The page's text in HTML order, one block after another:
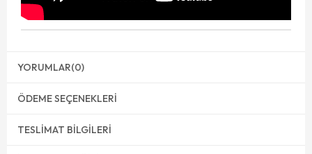
YORUMLAR(0)
ÖDEME SEÇENEKLERI
TESLIMAT BILGILERI